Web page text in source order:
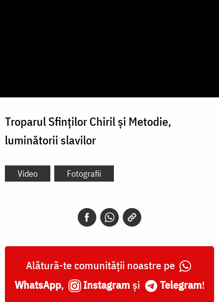
Troparul Sfinților Chiril și Metodie,
luminătorii slavilor
Video Fotografii
Alătură-te comunității noastre pe
WhatsApp, Instagram și Telegram!